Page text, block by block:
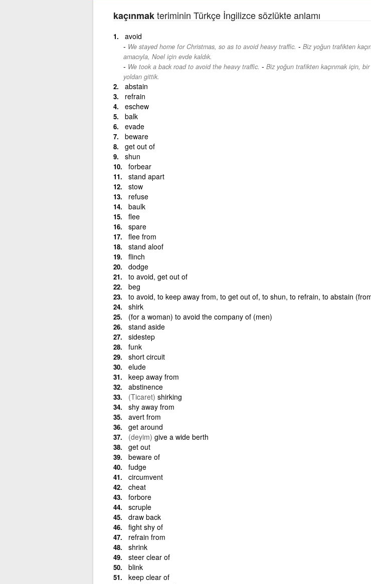
kaçınmakteriminin Türkçe İngilizce sözlükte anlamı
avoid
We stayed home for Christmas, so as to avoid heavy traffic. - Biz yoğun trafikten
amacıyla, Noel için evde kaldık.
We took a back road to avoid the heavy traffic. - Biz yoğun trafikten kaçınmak için,
yoldan gittik.
abstain
refrain
eschew
balk
evade
beware
get out of
shun
forbear
stand apart
stow
refuse
baulk
flee
spare
flee from
stand aloof
flinch
dodge
to avoid, get out of
beg
to avoid, to keep away from, to get out of, to shun, to refrain, to abstain
shirk
(for a woman) to avoid the company of (men)
stand aside
sidestep
funk
short circuit
elude
keep away from
abstinence
(Ticaret) shirking
shy away from
avert from
get around
(deyim) give a wide berth
get out
beware of
fudge
circumvent
cheat
forbore
scruple
draw back
fight shy of
refrain from
shrink
steer clear of
blink
keep clear of